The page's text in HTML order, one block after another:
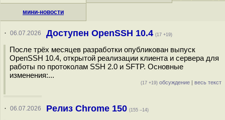
мини-новости
· 06.07.2026 Доступен OpenSSH 10.4 (17 +19)
После трёх месяцев разработки опубликован выпуск
OpenSSH 10.4, открытой реализации клиента и сервера для
работы по протоколам SSH 2.0 и SFTP. Основные
изменения:...
(17 +19) обсуждение | весь текст
· 06.07.2026 Релиз Chrome 150 (155 –14)